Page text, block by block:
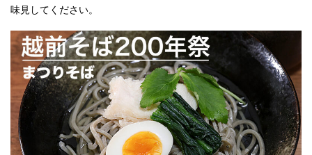
味見してください。